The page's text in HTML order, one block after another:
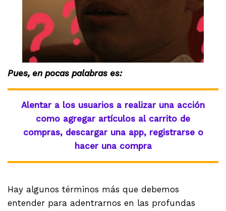
Pues, en pocas palabras es:
Alentar a los usuarios a realizar una acción
como agregar artículos al carrito de
compras, descargar una app, registrarse o
hacer una compra
Hay algunos términos más que debemos
entender para adentrarnos en las profundas